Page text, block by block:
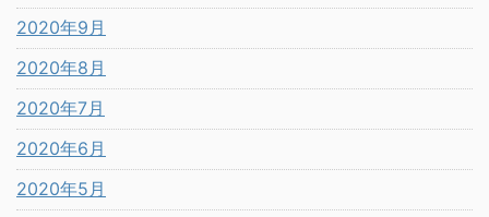
2020年9月
2020年8月
2020年7月
2020年6月
2020年5月